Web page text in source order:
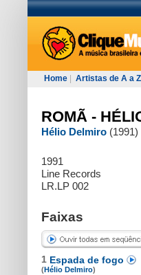
Home Artistas de A a Z
ROMÃ -
Hélio Delmiro (1991)
1991
Line Records
LR.LP 002
Faixas
1 Espada de fogo
(Hélio Delmiro)